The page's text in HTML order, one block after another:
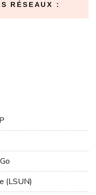
RÉSEAUX :
(LSUN)